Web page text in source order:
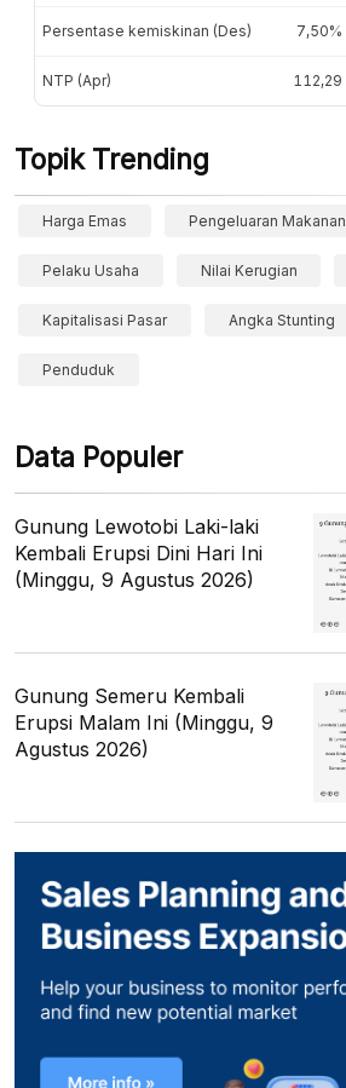
Persentase kemiskinan (Des) 7,50%
NTP (Apr) 112,29
Topik Trending
Harga Emas Pengeluaran Makanan
Pelaku Usaha Nilai Kerugian
Kapitalisasi Pasar Angka Stunting
Penduduk
Data Populer
Gunung Lewotobi Laki-laki
Kembali Erupsi Dini Hari Ini
(Minggu, 9 Agustus 2026)
Gunung Semeru Kembali
Erupsi Malam Ini (Minggu, 9
Agustus 2026)